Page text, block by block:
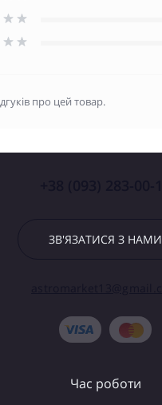
про цей товар.
ЗВ'ЯЗАТИСЯ З НАМИ
Час роботи